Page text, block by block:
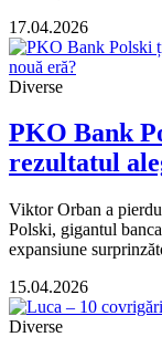
17.04.2026
Diverse
PKO Bank
rezultatul
Viktor Orban a
Polski, gigantul
expansiune
15.04.2026
Diverse